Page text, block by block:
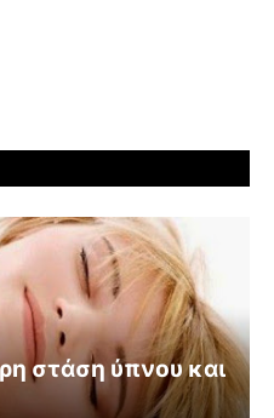
στάση ύπνου και